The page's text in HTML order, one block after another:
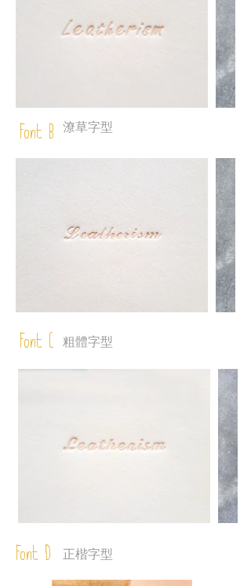
Font B 潦草字型
Font C 粗體字型
Font D 正楷字型